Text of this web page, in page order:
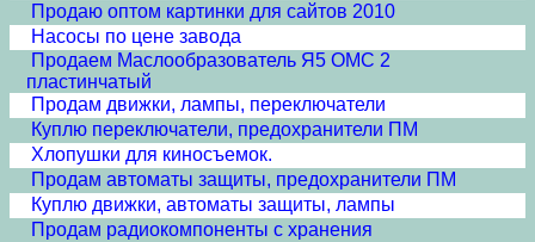
Продаю оптом картинки для сайтов 2010
Насосы по цене завода
Продаем Маслообразователь Я5 ОМС 2
пластинчатый
Продам движки, лампы, переключатели
Куплю переключатели, предохранители ПМ
Хлопушки для киносъемок.
Продам автоматы защиты, предохранители ПМ
Куплю движки, автоматы защиты, лампы
Продам радиокомпоненты с хранения